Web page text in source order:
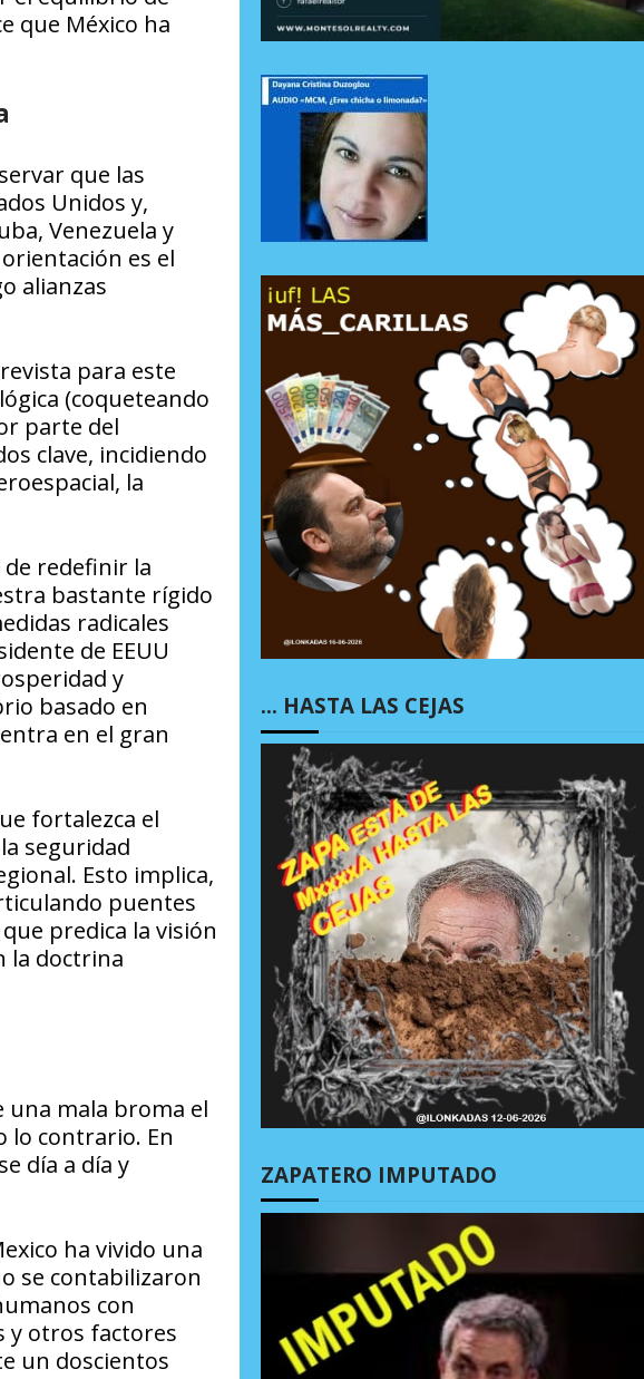
que México ha
que las
Unidos y,
Venezuela y
es el
alianzas
para este
(coqueteando
parte del
clave, incidiendo
la
redefinir la
bastante rígido
radicales
de EEUU
y
basado en
en el gran
fortalezca el
seguridad
Esto implica,
puentes
predica la visión
la doctrina
una mala broma el
lo contrario. En
día a día y
ha vivido una
se contabilizaron
con
y otros factores
un doscientos
… HASTA LAS CEJAS
ZAPATERO IMPUTADO